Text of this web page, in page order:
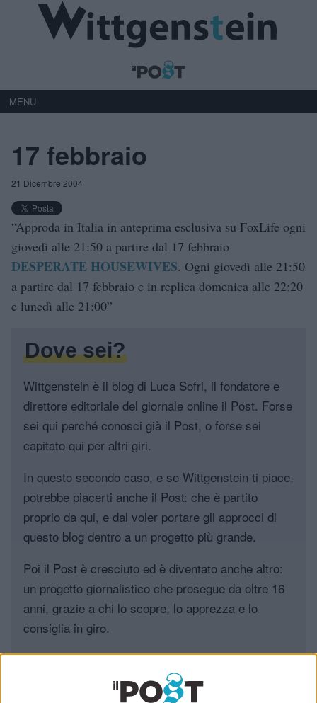
MENU
17 febbraio
21 Dicembre 2004
“Approda in Italia in anteprima esclusiva su FoxLife ogni
giovedì alle 21:50 a partire dal 17 febbraio
DESPERATE HOUSEWIVES. Ogni giovedì alle 21:50
a partire dal 17 febbraio e in replica domenica alle 22:20
e lunedì alle 21:00”
Dove sei?
Wittgenstein è il blog di Luca Sofri, il fondatore e
direttore editoriale del giornale online il Post. Forse
sei qui perché conosci già il Post, o forse sei
capitato qui per altri giri.
In questo secondo caso, e se Wittgenstein ti piace,
potrebbe piacerti anche il Post: che è partito
proprio da qui, e dal voler portare gli approcci di
questo blog dentro a un progetto più grande.
Poi il Post è cresciuto ed è diventato anche altro:
un progetto giornalistico che prosegue da oltre 16
anni, grazie a chi lo scopre, lo apprezza e lo
consiglia in giro.